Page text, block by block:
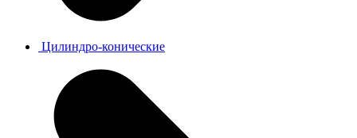
Цилиндро-конические